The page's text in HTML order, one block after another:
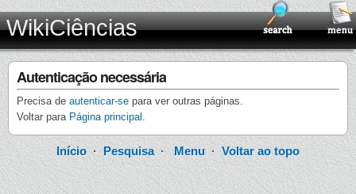
WikiCiências
Autenticação necessária
Precisa de autenticar-se para ver outras páginas.
Voltar para Página principal .
Início · Pesquisa·Menu ·Voltar ao topo